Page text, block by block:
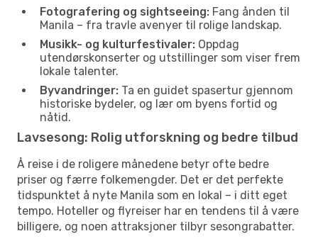
Fotografering og sightseeing: Fang ånden til
Manila – fra travle avenyer til rolige landskap.
Musikk- og kulturfestivaler: Oppdag
utendørskonserter og utstillinger som viser frem
lokale talenter.
Byvandringer: Ta en guidet spasertur gjennom
historiske bydeler, og lær om byens fortid og
nåtid.
Lavsesong: Rolig utforskning og bedre tilbud
Å reise i de roligere månedene betyr ofte bedre
priser og færre folkemengder. Det er det perfekte
tidspunktet å nyte Manila som en lokal – i ditt eget
tempo. Hoteller og flyreiser har en tendens til å være
billigere, og noen attraksjoner tilbyr sesongrabatter.